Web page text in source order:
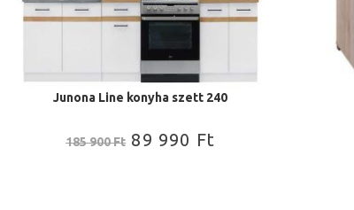
Junona Line konyha szett 240
185 900Ft 89 990 Ft